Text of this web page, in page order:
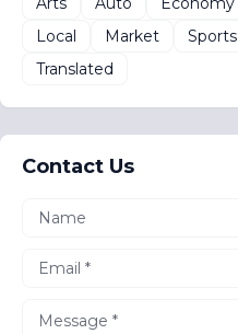
Local
Market Sports
Translated
Contact Us